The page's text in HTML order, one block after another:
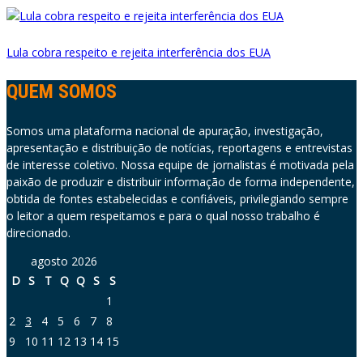
Lula cobra respeito e rejeita interferência dos EUA
QUEM SOMOS
Somos uma plataforma nacional de apuração, investigação,
apresentação e distribuição de notícias, reportagens e entrevistas
de interesse coletivo. Nossa equipe de jornalistas é motivada pela
paixão de produzir e distribuir informação de forma independente,
obtida de fontes estabelecidas e confiáveis, privilegiando sempre
o leitor a quem respeitamos e para o qual nosso trabalho é
direcionado.
agosto 2026
D S T Q Q S
S
1
2
3 4 5 6 7
8
9
10 11 12 13 14 15